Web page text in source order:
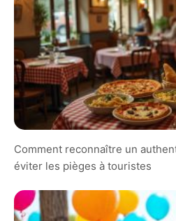
Comment reconnaître un
éviter les pièges à touristes